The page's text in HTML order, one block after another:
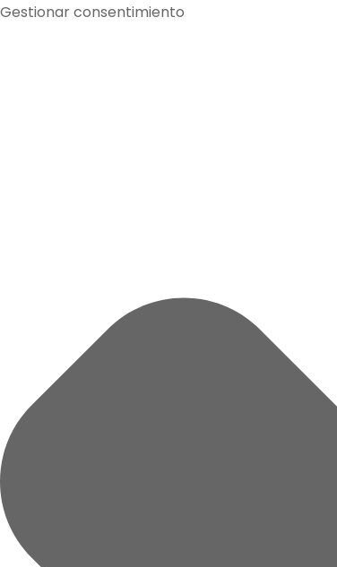
Gestionar consentimiento